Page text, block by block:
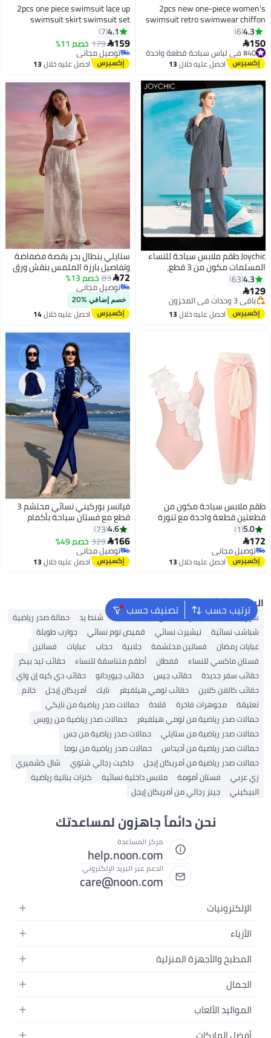
2pcs new one-piece women's
swimsuit retro swimwear chiffon
beach skirt swimsuit suit
4.3
6
150#40 في لباس سباحة قطعة واحدة
توصيل مجاني
#40 في لباس سباحة قطعة واحدة احصل عليه خلال13
اغسطس
2pcs one piece swimsuit lace up
swimsuit skirt swimsuit set
4.1
7
159
179خصم 11%
توصيل مجاني
توصيل مجانياحصل عليه خلال13
اغسطس
9
Joychic طقم ملابس سباحة للنساء
المسلمات مكون من 3 قطع،
كاجوال مريح وحماية من الشمس
وأكمام طويلة وسحاب للإغلاق،
ملابس سباحة خفيفة الوزن للشاطئ
باللون الرمادي
4.3
63
129
#23 في البوركيني
توصيل مجاني
باقي 3 وحدات في المخزون احصل عليه خلال13
اغسطس
2
ستايلي بنطال بحر بقصة فضفاضة
وتفاصيل بارزة الملمس بنقش ورق
شجر جاكار
72
83خصم 13%
توصيل مجاني
توصيل مجاني
خصم إضافي %20
احصل عليه خلال14
اغسطس
طقم ملابس سباحة مكون من
قطعتين قطعة واحدة مع تنورة
بأربطة
5.0
1
172
توصيل مجاني
توصيل مجانياحصل عليه خلال13
اغسطس
10
فيانسر بوركيني نسائي محتشم 3
قطع مع فستان سباحة بأكمام
طويلة وبنطال سباحة طويل وغطاء
رأس سباحة مقاوم للماء | ملابس
سباحة إسلامية سريعة الجفاف
بحماية من أشعة الشمس UV
4.6
73
166
329خصم 49%
توصيل مجاني
توصيل مجانياحصل عليه خلال13
اغسطس
ترتيب حسب تصنيف حسب البحث الشائع
شورتات نسائية بلايز ملابس سباحة نسائية شنط يد
حمالة صدر رياضية
شباشب نسائية
تيشيرت نسائي قميص نوم نسائي
جوارب طويلة
عبايات رمضان
فساتين محتشمة جلابية حجاب عبايات
فساتين
فستان ماكسي للنساء
قفطان أطقم متناسقة للنساء
حقائب تيد بيكر
حقائب سفر جديدة
حقائب جيس حقائب جيوردانو
حقائب دي كيه إن واي
حقائب كالفن كلاين
حقائب تومي هيلفيغر نايك أمريكان إيجل
خاتم
تعليقة
مجوهرات فاخرة قلادة
حمالات صدر رياضية من نايكي
حمالات صدر رياضية من تومي هيلفيغر
حمالات صدر رياضية من رويس
حمالات صدر رياضية من ستايلي
حمالات صدر رياضية من جس
حمالات صدر رياضية من أديداس
حمالات صدر رياضية من بوما
حمالات صدر رياضية من أمريكان إيجل
جاكيت رجالي شتوي
شال كشميري
زي عربي
فستان أمومة ملابس داخلية نسائية
كنزات بناتية رياضية
البيكيني
جينز رجالي من أمريكان إيجل
نحن دائماً جاهزون لمساعدتك
مركز المساعدة
help.noon.com
الدعم عبر البريد الإلكتروني
care@noon.com
الإلكترونيات
الهواتف المتحركة
أجهزة الكمبيوتر المحمولة
التلفزيونات
أجهزة الألعاب
إكسسوارات الجوال
الأزياء
أحذية رياضية رجالية
الساعات
حقائب الظهر
المطبخ والأجهزة المنزلية
الأجهزة الكبيرة
التخزين
الأثاث
الجمال
العطور
المواليد الألعاب
أثاث الأطفال